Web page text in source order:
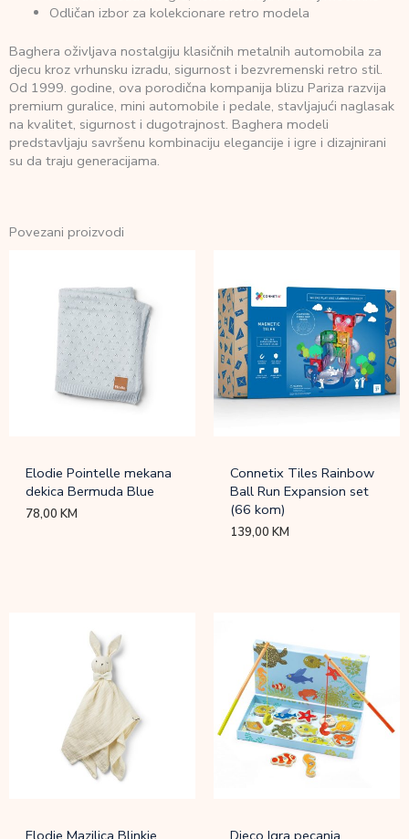
Odličan izbor za kolekcionare retro modela
Baghera oživljava nostalgiju klasičnih metalnih automobila za
djecu kroz vrhunsku izradu, sigurnost i bezvremenski retro stil.
Od 1999. godine, ova porodična kompanija blizu Pariza razvija
premium guralice, mini automobile i pedale, stavljajući naglasak
na kvalitet, sigurnost i dugotrajnost. Baghera modeli
predstavljaju savršenu kombinaciju elegancije i igre i dizajnirani
su da traju generacijama.
Povezani proizvodi
Elodie Pointelle mekana
dekica Bermuda Blue
78,00KM
Connetix Tiles Rainbow
Ball Run Expansion set
(66 kom)
139,00KM